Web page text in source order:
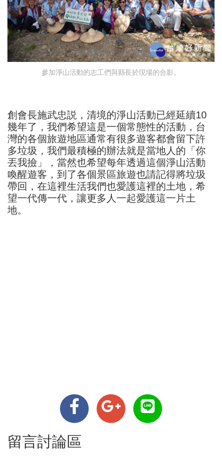
參加淨山活動的志工們與縣長於現場的合影。
創會長施武忠説，清境的淨山活動已經延續10
幾年了，我們希望這是一個常態性的活動，台
灣的各個旅遊地區通常有很多遊客都會留下許
多垃圾，我們最積極的辦法就是當地人的「你
丟我撿」，當然也希望每年透過這個淨山活動
喚醒遊客，到了各個景區旅遊也請記得將垃圾
帶回，在這裡生活我們也愛護這裡的土地，希
望一代傳一代，讓更多人一起愛護這一片土
地。
留言討論區